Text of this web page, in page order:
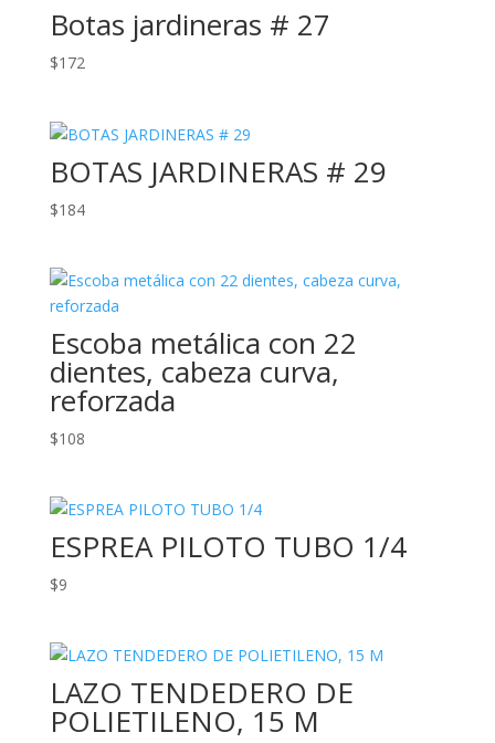
Botas jardineras # 27
$172
BOTAS JARDINERAS # 29
$184
Escoba metálica con 22
dientes, cabeza curva,
reforzada
$108
ESPREA PILOTO TUBO 1/4
$9
LAZO TENDEDERO DE
POLIETILENO, 15 M